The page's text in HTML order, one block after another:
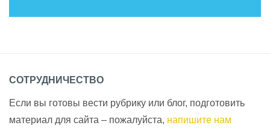
СОТРУДНИЧЕСТВО
Если вы готовы вести рубрику или блог, подготовить
материал для сайта – пожалуйста, напишите нам